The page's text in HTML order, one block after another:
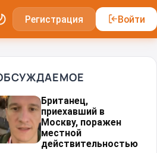
Регистрация Войти
Британец,
приехавший в
Москву, поражен
местной
действительностью⁠⁠